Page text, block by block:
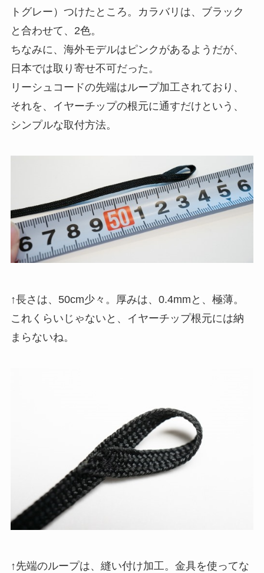
トグレー）つけたところ。カラバリは、ブラック
と合わせて、2色。
ちなみに、海外モデルはピンクがあるようだが、
日本では取り寄せ不可だった。
リーシュコードの先端はループ加工されており、
それを、イヤーチップの根元に通すだけという、
シンプルな取付方法。
↑長さは、50cm少々。厚みは、0.4mmと、極薄。
これくらいじゃないと、イヤーチップ根元には納
まらないね。
↑先端のループは、縫い付け加工。金具を使ってな